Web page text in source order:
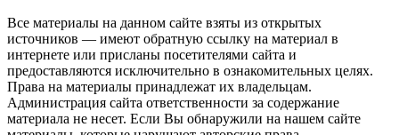
Все материалы на данном сайте взяты из открытых
источников — имеют обратную ссылку на материал в
интернете или присланы посетителями сайта и
предоставляются исключительно в ознакомительных целях.
Права на материалы принадлежат их владельцам.
Администрация сайта ответственности за содержание
материала не несет. Если Вы обнаружили на нашем сайте